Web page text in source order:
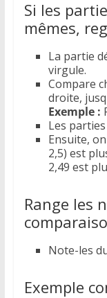
Si les
mêmes,
La partie
virgule.
Compare
droite,
Exemple :
Les
Ensuite,
2,5) est
2,49 est
Range les
Note-les
Exemple